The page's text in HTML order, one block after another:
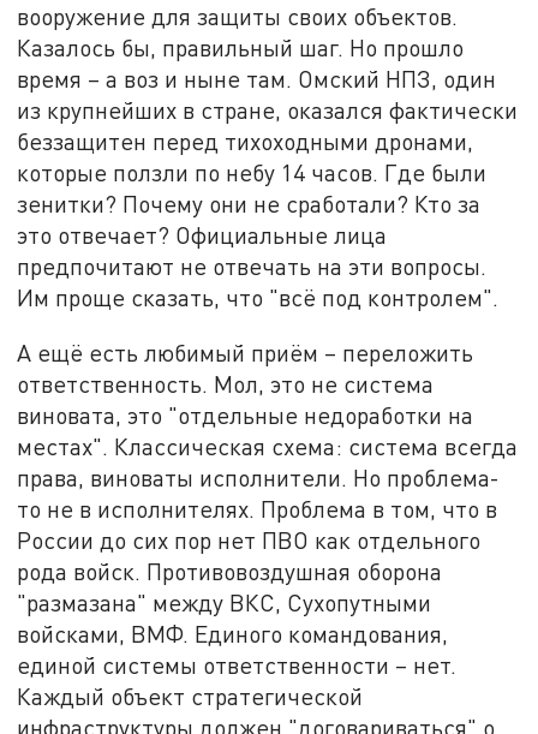
вооружение для защиты своих объектов.
Казалось бы, правильный шаг. Но прошло
время – а воз и ныне там. Омский НПЗ, один
из крупнейших в стране, оказался фактически
беззащитен перед тихоходными дронами,
которые ползли по небу 14 часов. Где были
зенитки? Почему они не сработали? Кто за
это отвечает? Официальные лица
предпочитают не отвечать на эти вопросы.
Им проще сказать, что "всё под контролем".
А ещё есть любимый приём – переложить
ответственность. Мол, это не система
виновата, это "отдельные недоработки на
местах". Классическая схема: система всегда
права, виноваты исполнители. Но проблема-
то не в исполнителях. Проблема в том, что в
России до сих пор нет ПВО как отдельного
рода войск. Противовоздушная оборона
"размазана" между ВКС, Сухопутными
войсками, ВМФ. Единого командования,
единой системы ответственности – нет.
Каждый объект стратегической
инфраструктуры должен "договариваться" о